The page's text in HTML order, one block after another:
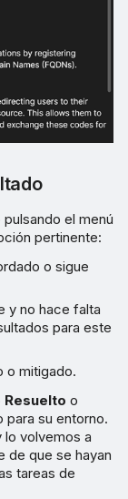
el menú
pertinente:
o sigue
y no hace falta
para este
o mitigado.
Resuelto o
para su entorno.
lo volvemos a
de que se hayan
tareas de